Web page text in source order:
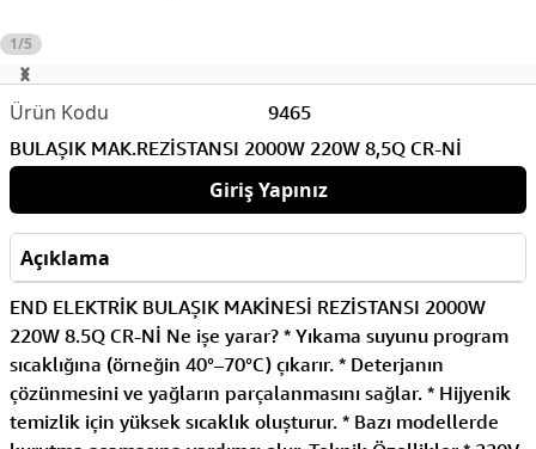
1/5
9465
BULAŞIK MAK.REZİSTANSI 2000W 220W 8,5Q CR-Nİ
Giriş Yapınız
Açıklama
END ELEKTRİK BULAŞIK MAKİNESİ REZİSTANSI 2000W
220W 8.5Q CR-Nİ Ne işe yarar? * Yıkama suyunu program
sıcaklığına (örneğin 40°–70°C) çıkarır. * Deterjanın
çözünmesini ve yağların parçalanmasını sağlar. * Hijyenik
temizlik için yüksek sıcaklık oluşturur. * Bazı modellerde